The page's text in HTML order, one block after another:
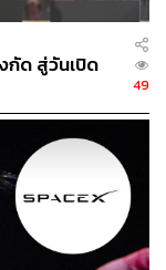
กัด สู่วันเปิด
49